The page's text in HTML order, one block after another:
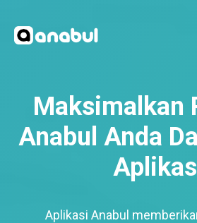
Maksimalkan
Anabul Anda
Aplikasi Anabul